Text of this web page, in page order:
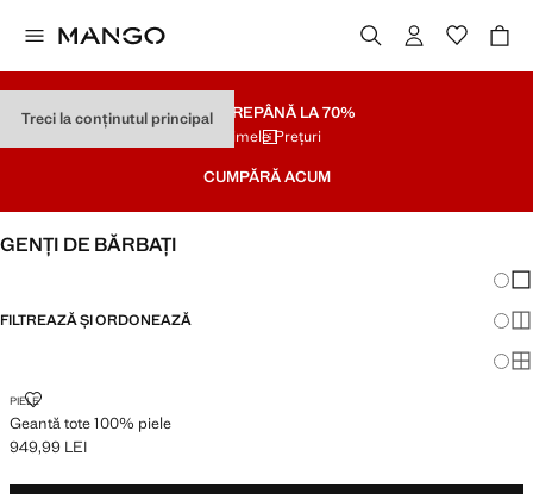
Treci la conținutul principalSOLDAREPÂNĂ LA 70%
Ultimele Prețuri
CUMPĂRĂ ACUM
GENȚI DE BĂRBAȚI
FILTREAZĂ ȘI ORDONEAZĂ
PIELE
Geantă tote 100% piele
GEANTĂ TOTE 100% PIELE
Preț actual [949,99 LEI ]
949,99 LEI